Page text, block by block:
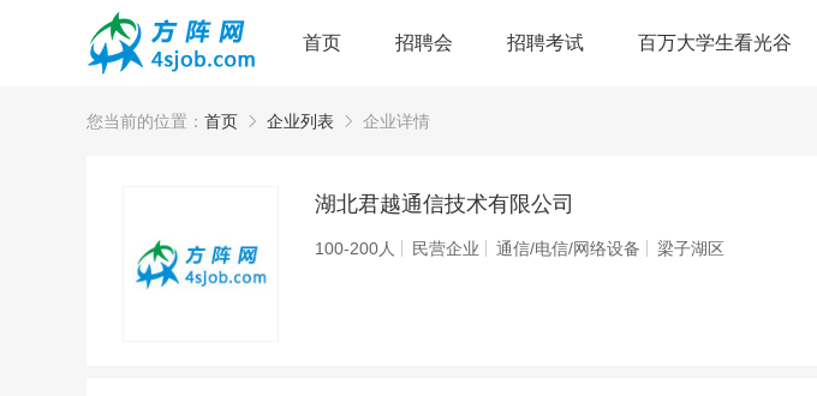
首页 招聘会 招聘考试 百万大学生看光谷
您当前的位置： 首页 企业列表 企业详情
湖北君越通信技术有限公司
100-200人 民营企业 通信/电信/网络设备 梁子湖区